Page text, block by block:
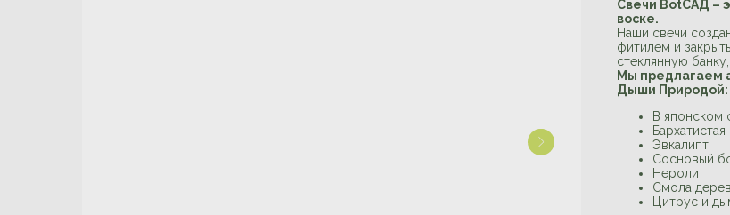
Свечи BotСАД –
воске.
Наши свечи
фитилем и
стеклянную
Мы предлагаем
Дыши Природой:
В японском
Эвкалипт
Сосновый
Нероли
Смола
Цитрус и